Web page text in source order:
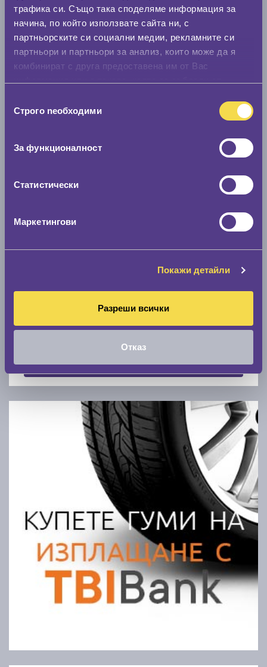
трафика си. Също така споделяме информация за
начина, по който използвате сайта ни, с
партньорските си социални медии, рекламните си
партньори и партньори за анализ, които може да я
комбинират с друга предоставена им от Вас
наСтрого nеобходими
За функционалност
Статистически
Маркетингови
Покажи детайли
Разреши всички
Отказ
Стар размер
0 мм.
Скоростомер при 100
Покажи гуми